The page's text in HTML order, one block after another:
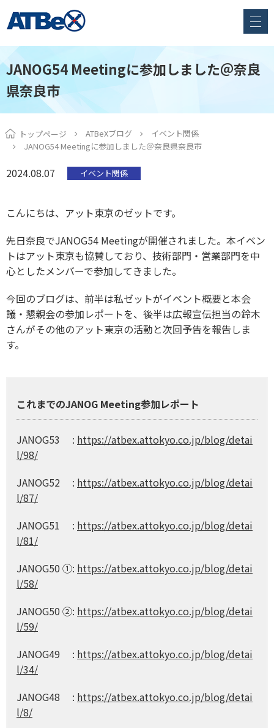
JANOG54 Meetingに参加しました＠奈良
県奈良市
トップページ ATBeXブログ
イベント関係
JANOG54 Meetingに参加しました＠奈良県奈良市
2024.08.07 イベント関係
こんにちは、アット東京のゼットです。
先日奈良でJANOG54 Meetingが開催されました。本イベン
トはアット東京も協賛しており、技術部門・営業部門を中
心としたメンバーで参加してきました。
今回のブログは、前半は私ゼットがイベント概要と本会
議・懇親会の参加レポートを、後半は広報宣伝担当の鈴木
さんがその他のアット東京の活動と次回予告を報告しま
す。
これまでのJANOG Meeting参加レポート
JANOG53 : https://atbex.attokyo.co.jp/blog/detai
l/98/
JANOG52 : https://atbex.attokyo.co.jp/blog/detai
l/87/
JANOG51 : https://atbex.attokyo.co.jp/blog/detai
l/81/
JANOG50 ①: https://atbex.attokyo.co.jp/blog/detai
l/58/
JANOG50 ②: https://atbex.attokyo.co.jp/blog/detai
l/59/
JANOG49 : https://atbex.attokyo.co.jp/blog/detai
l/34/
JANOG48 : https://atbex.attokyo.co.jp/blog/detai
l/8/